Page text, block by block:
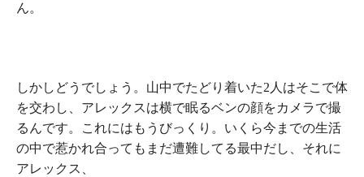
ん。
しかしどうでしょう。山中でたどり着いた2人はそこで体
を交わし、アレックスは横で眠るベンの顔をカメラで撮
るんです。これにはもうびっくり。いくら今までの生活
の中で惹かれ合ってもまだ遭難してる最中だし、それに
アレックス、